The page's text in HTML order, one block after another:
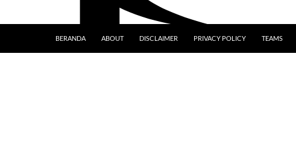
BERANDA ABOUT DISCLAIMER PRIVACY POLICY TEAMS